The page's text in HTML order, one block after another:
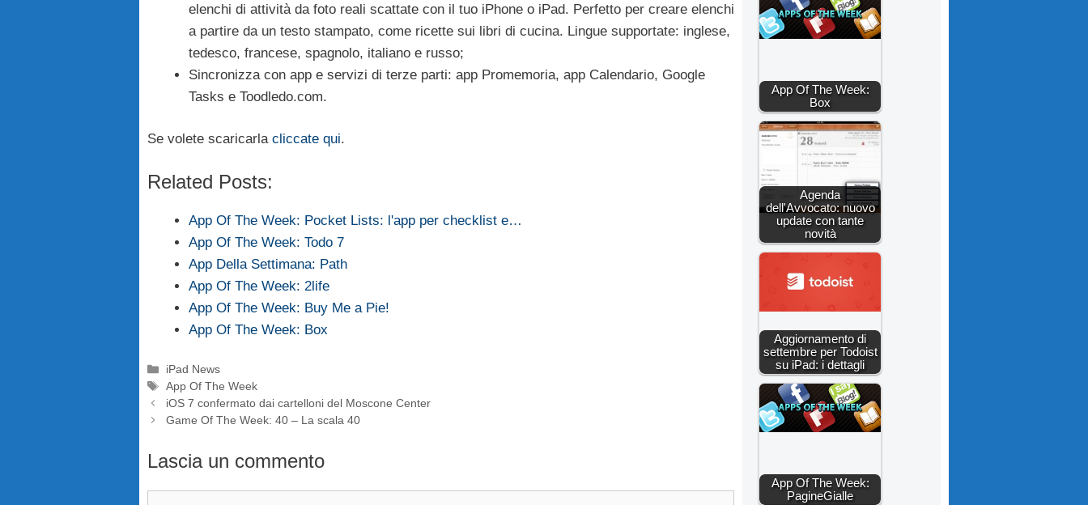
elenchi di attività da foto reali scattate con il tuo iPhone o iPad. Perfetto per creare elenchi
a partire da un testo stampato, come ricette sui libri di cucina. Lingue supportate: inglese,
tedesco, francese, spagnolo, italiano e russo;
Sincronizza con app e servizi di terze parti: app Promemoria, app Calendario, Google
Tasks e Toodledo.com.
Se volete scaricarla cliccate qui.
Related Posts:
App Of The Week: Pocket Lists: l'app per checklist e…
App Of The Week: Todo 7
App Della Settimana: Path
App Of The Week: 2life
App Of The Week: Buy Me a Pie!
App Of The Week: Box
Categorie
iPad News
Tag
App Of The Week
iOS 7 confermato dai cartelloni del Moscone Center
Game Of The Week: 40 – La scala 40
Lascia un commento
App Of The Week:
Box
Agenda
dell'Avvocato: nuovo
update con tante
novità
Aggiornamento di
settembre per Todoist
su iPad: i dettagli
App Of The Week:
PagineGialle